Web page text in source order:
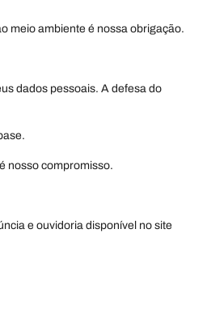
meio ambiente é nossa obrigação.
dados pessoais. A defesa do
nosso compromisso.
e ouvidoria disponível no site